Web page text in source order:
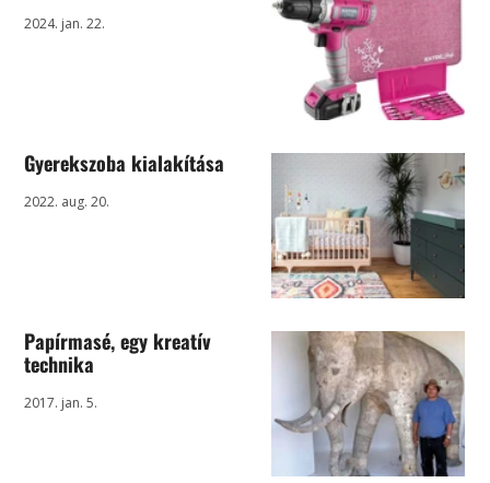
2024. jan. 22.
Gyerekszoba kialakítása
2022. aug. 20.
Papírmasé, egy kreatív
technika
2017. jan. 5.